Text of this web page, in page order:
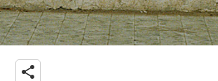
share